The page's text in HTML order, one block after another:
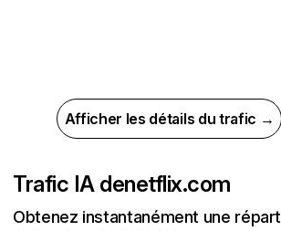
Afficher les détails du trafic →
Trafic IA denetflix.com
Obtenez instantanément une